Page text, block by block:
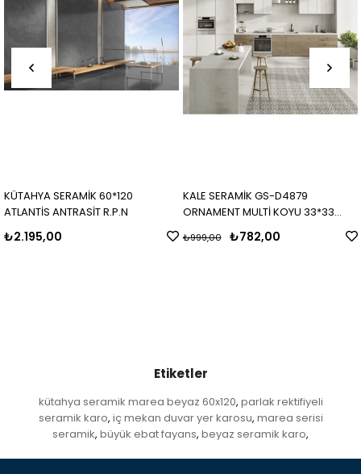
KÜTAHYA SERAMİK 60*120
ATLANTİS ANTRASİT R.P.N
₺2.195,00
KALE SERAMİK GS-D4879
ORNAMENT MULTİ KOYU 33*33
₺782,00
₺999,00
Etiketler
kütahya seramik marea beyaz 60x120, parlak rektifiyeli
seramik karo, iç mekan duvar yer karosu, marea serisi
seramik, büyük ebat fayans, beyaz seramik karo,